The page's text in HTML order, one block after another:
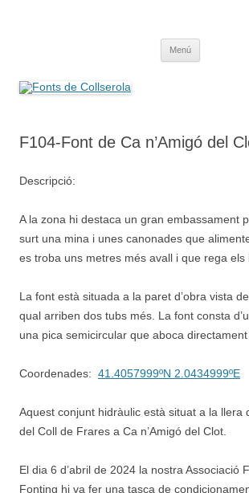
Menú
F104-Font de Ca n’Amigó del
Descripció:
A la zona hi destaca un gran embassament
surt una mina i unes canonades que
es troba uns metres més avall i que rega els
La font està situada a la paret d’obra vista
qual arriben dos tubs més. La font consta
una pica semicircular que aboca directament
Coordenades: 41.4057999ºN 2.0434999ºE
Aquest conjunt hidràulic està situat a la llera
del Coll de Frares a Ca n’Amigó del Clot.
El dia 6 d’abril de 2024 la nostra Associació
Fonting hi va fer una tasca de